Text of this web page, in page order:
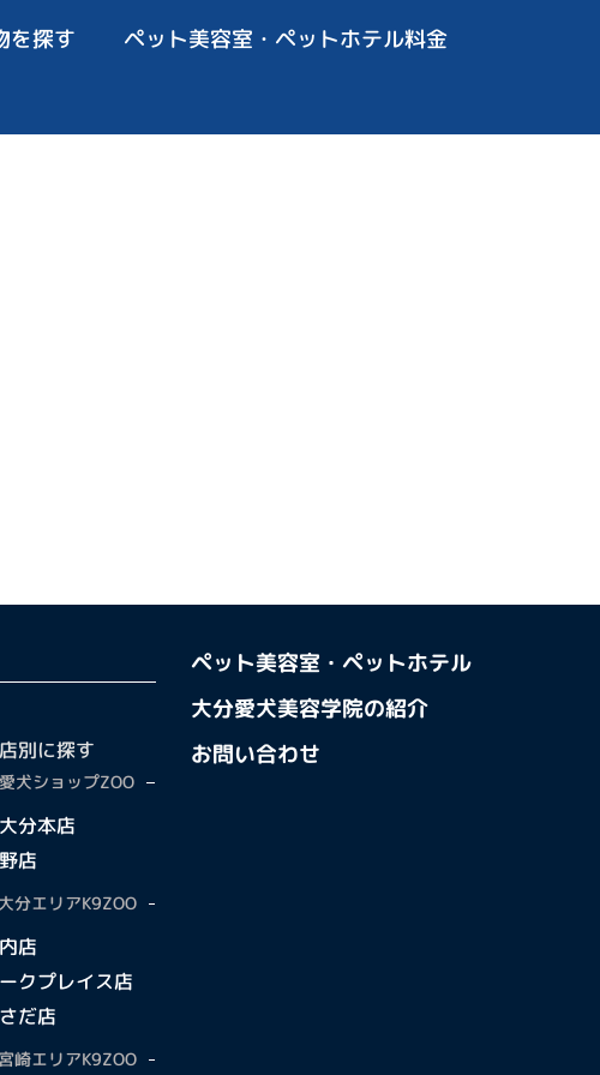
を探す
ペット美容室・ペットホテル料金
別に探す
愛犬ショップZOO
分本店
店
大分エリアK9ZOO
店
クプレイス店
だ店
崎エリアK9ZOO
ペット美容室・ペットホテル
大分愛犬美容学院の紹介
お問い合わせ